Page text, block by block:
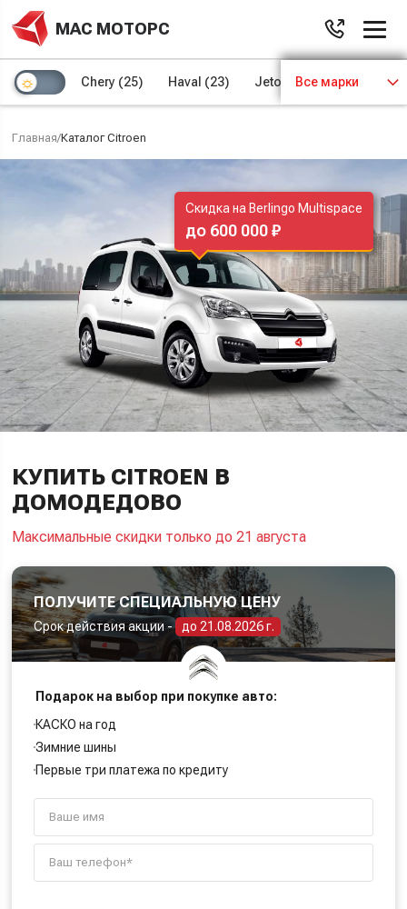
МАС МОТОРС
Chery (25) Haval (23) Jetour (8) Kaiyi (4)
Все марки
Главная/Каталог Citroen
КУПИТЬ CITROEN В
ДОМОДЕДОВО
Максимальные скидки только до 21 августа
ПОЛУЧИТЕ СПЕЦИАЛЬНУЮ ЦЕНУ
Срок действия акции - до 21.08.2026 г.
Подарок на выбор при покупке авто:
КАСКО на год
Зимние шины
Первые три платежа по кредиту
Скидка на Berlingo Multispace
до 600 000 ₽